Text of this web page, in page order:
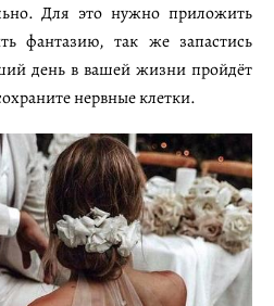
Для это нужно приложить
фантазию, так же запастись
день в вашей жизни пройдёт
нервные клетки.